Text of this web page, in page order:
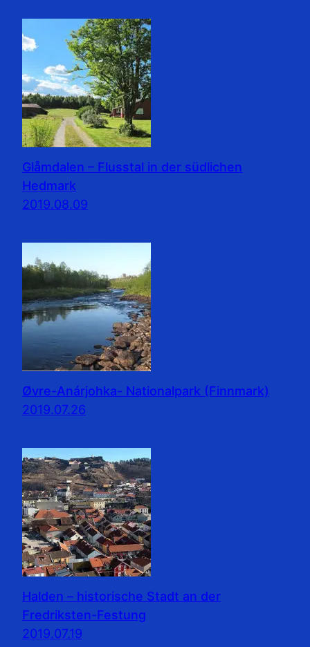
Glåmdalen – Flusstal in der südlichen
Hedmark
2019.08.09
Øvre-Anárjohka- Nationalpark (Finnmark)
2019.07.26
Halden – historische Stadt an der
Fredriksten-Festung
2019.07.19